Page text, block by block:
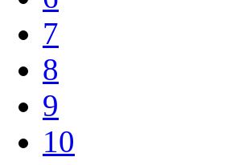
7
8
9
10